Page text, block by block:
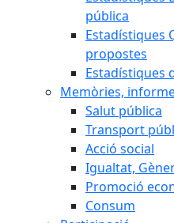
pública
Estadístiques
propostes
Estadístiques
Memòries,
Salut pública
Transport
Acció social
Igualtat,
Promoció
Consum